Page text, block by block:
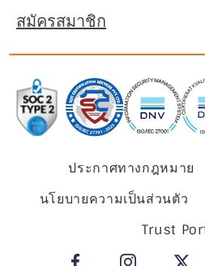
สมัครสมาชิก
ประกาศทางกฎหมาย
นโยบายความเป็นส่วนตัว
Trust